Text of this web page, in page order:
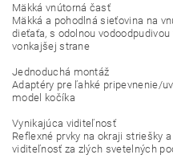
Mäkká vnútorná časť
Mäkká a pohodlná sieťovina na
dieťaťa, s odolnou
vonkajšej strane
Jednoduchá montáž
Adaptéry pre ľahké pripevnenie/
model kočíka
Vynikajúca viditeľnosť
Reflexné prvky na okraji striešky
viditeľnosť za zlých svetelných